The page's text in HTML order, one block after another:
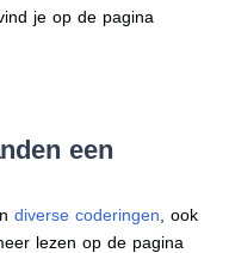
je op de pagina
een
diverse coderingen , ook
lezen op de pagina